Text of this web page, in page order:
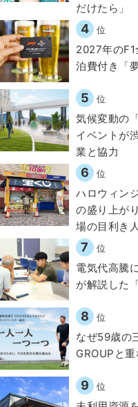
だけたら」
4 位
2027年のF1
泊費付き「
5 位
気候変動の
イベントが
業と協力
6 位
ハロウィン
の盛り上が
場の目利き
7 位
電気代高騰
が解説した
8 位
なぜ59歳の
GROUPと重
9 位